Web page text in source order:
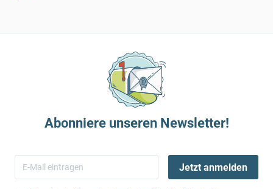
Abonniere unseren Newsletter!
Jetzt anmelden